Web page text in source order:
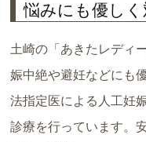
悩みにも優しく
土崎の「あきたレディ
娠中絶や避妊などにも
法指定医による人工妊
診療を行っています。